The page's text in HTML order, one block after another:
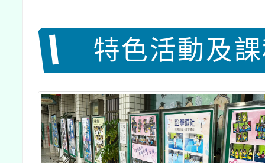
特色活動及